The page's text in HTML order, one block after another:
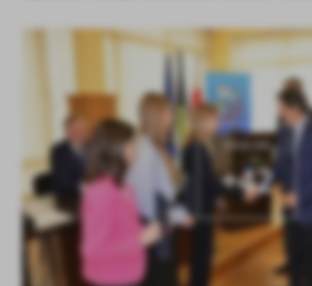
KOLEJNE
+42